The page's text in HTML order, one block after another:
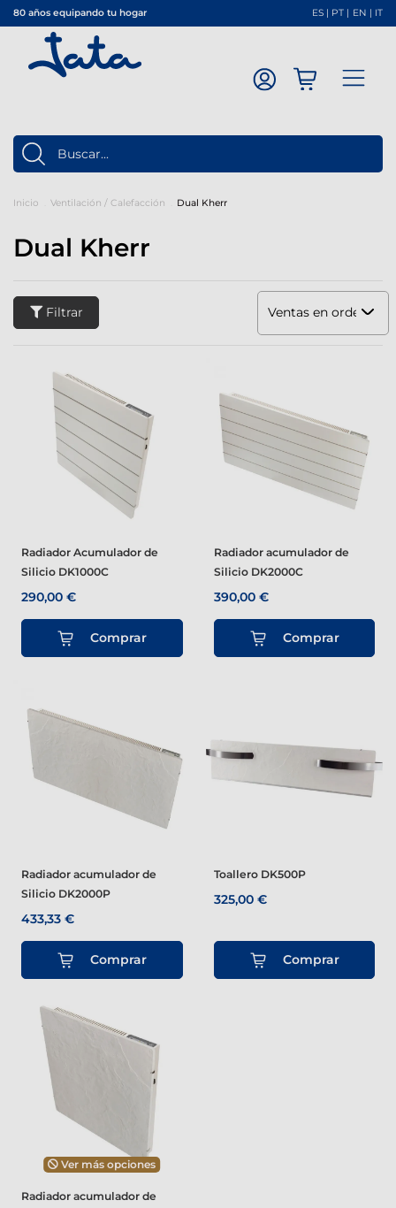
80 años equipando tu hogar ES | PT | EN | IT
Inicio Ventilación / Calefacción Dual Kherr
Dual Kherr
Filtrar Ventas en orden
Radiador Acumulador de
Silicio DK1000C
290,00 €
Comprar
Radiador acumulador de
Silicio DK2000C
390,00 €
Comprar
Radiador acumulador de
Silicio DK2000P
433,33 €
Comprar
Toallero DK500P
325,00 €
Comprar
Ver más opciones
Radiador acumulador de